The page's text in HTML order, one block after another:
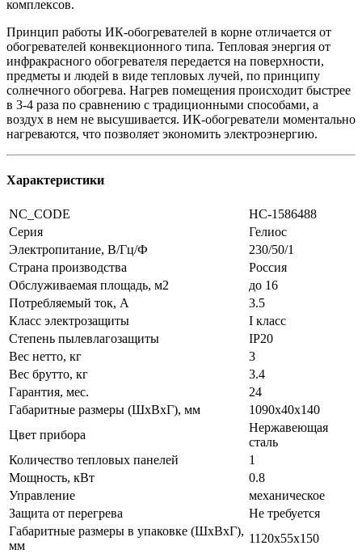
комплексов.
Принцип работы ИК-обогревателей в корне отличается от
обогревателей конвекционного типа. Тепловая энергия от
инфракрасного обогревателя передается на поверхности,
предметы и людей в виде тепловых лучей, по принципу
солнечного обогрева. Нагрев помещения происходит быстрее
в 3-4 раза по сравнению с традиционными способами, а
воздух в нем не высушивается. ИК-обогреватели моментально
нагреваются, что позволяет экономить электроэнергию.
Характеристики
NC_CODE
НС-1586488
Серия
Гелиос
Электропитание, В/Гц/Ф
230/50/1
Страна производства
Россия
Обслуживаемая площадь, м2
до 16
Потребляемый ток, А
3.5
Класс электрозащиты
I класс
Степень пылевлагозащиты
IP20
Вес нетто, кг
3
Вес брутто, кг
3.4
Гарантия, мес.
24
Габаритные размеры (ШxВxГ), мм
1090x40x140
Цвет прибора
Нержавеющая
сталь
Количество тепловых панелей
1
Мощность, кВт
0.8
Управление
механическое
Защита от перегрева
Не требуется
Габаритные размеры в упаковке (ШxВxГ),
мм
1120x55x150